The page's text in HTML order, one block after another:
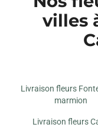
villes
Livraison fleurs
marmion
Livraison fleurs